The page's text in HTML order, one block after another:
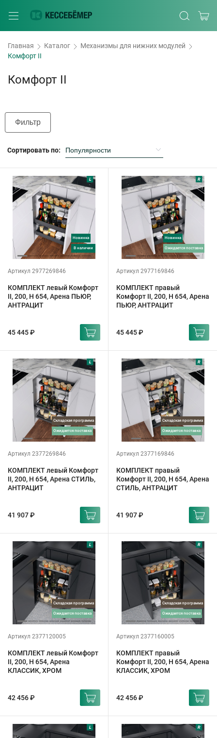
Главная Каталог
Механизмы для нижних модулей
Комфорт II
Комфорт II
Фильтр
Сортировать по:
Новинка
в наличии
Артикул 2977269846
КОМПЛЕКТ левый Комфорт
II, 200, H 654, Арена ПЬЮР,
АНТРАЦИТ
45 445 ₽
Новинка
ожидается поставка
Артикул 2977169846
КОМПЛЕКТ правый
Комфорт II, 200, H 654, Арена
ПЬЮР, АНТРАЦИТ
45 445 ₽
Складская программа
ожидается поставка
Артикул 2377269846
КОМПЛЕКТ левый Комфорт
II, 200, H 654, Арена СТИЛЬ,
АНТРАЦИТ
41 907 ₽
Складская программа
ожидается поставка
Артикул 2377169846
КОМПЛЕКТ правый
Комфорт II, 200, H 654, Арена
СТИЛЬ, АНТРАЦИТ
41 907 ₽
Складская программа
ожидается поставка
Артикул 2377120005
КОМПЛЕКТ левый Комфорт
II, 200, H 654, Арена
КЛАССИК, ХРОМ
42 456 ₽
Складская программа
ожидается поставка
Артикул 2377160005
КОМПЛЕКТ правый
Комфорт II, 200, H 654, Арена
КЛАССИК, ХРОМ
42 456 ₽